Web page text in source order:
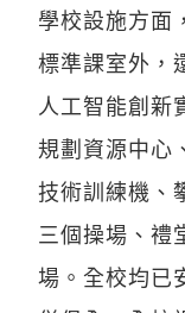
學校設施方面
標準課室外，
人工智能創新
規劃資源中心
技術訓練機、
三個操場、禮
場。全校均已